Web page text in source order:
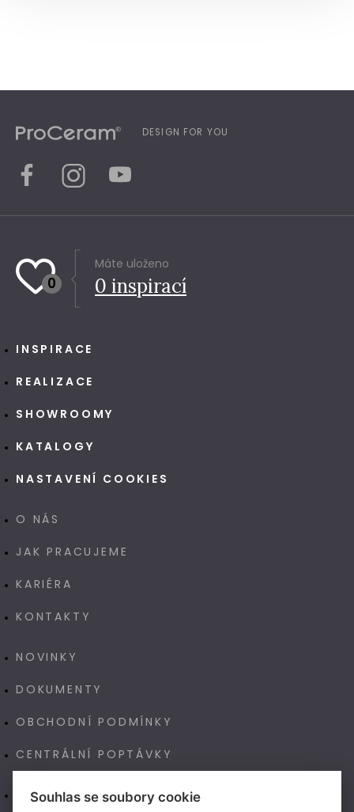
DESIGN FOR YOU
0
Máte uloženo
0 inspirací
INSPIRACE
REALIZACE
SHOWROOMY
KATALOGY
NASTAVENÍ COOKIES
O NÁS
JAK PRACUJEME
KARIÉRA
KONTAKTY
NOVINKY
DOKUMENTY
OBCHODNÍ PODMÍNKY
CENTRÁLNÍ POPTÁVKY
E-SHOP
Souhlas se soubory cookie